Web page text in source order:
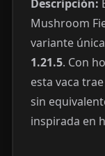
Descripción:
Mushroom
variante
1.21.5. Con
esta vaca
sin
inspirada en